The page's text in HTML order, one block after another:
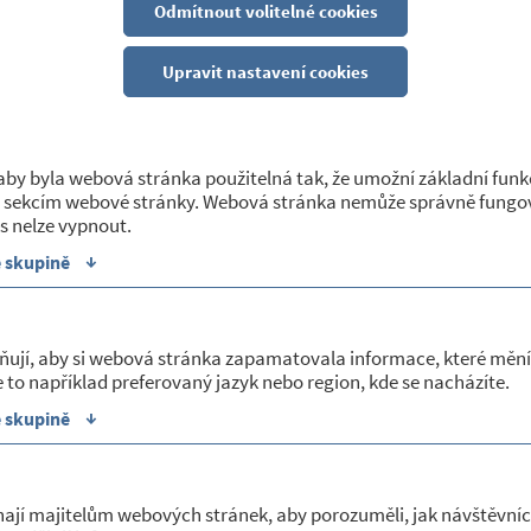
Odmítnout volitelné cookies
Upravit nastavení cookies
byla webová stránka použitelná tak, že umožní základní
webové stránky. Webová stránka nemůže správně
nelze vypnout.
skupině ↓
aby si webová stránka zapamatovala informace, které
například preferovaný jazyk nebo region, kde se nacházíte.
skupině ↓
majitelům webových stránek, aby porozuměli, jak
POSKYTOVANÉ SLUŽBY
Služby LPS - prosinec 2014
V příloze je zveřejněn rozpis vykonávané stomatologické
2014. Zveřejněno 18.11.2014, zapsala Helena Moudrá
18/11/2014
V jídelně Základní školy Okříšky se dne 25.11.2014 v
jarmark/d-3291 Zveřejněno 18.11.2014, aktualizováno